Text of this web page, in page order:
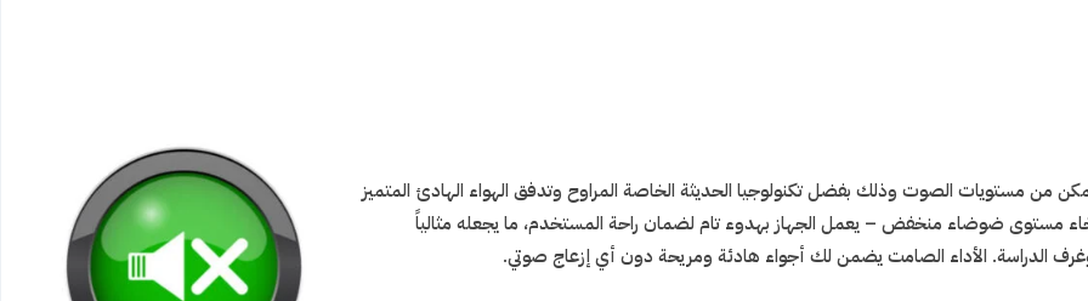
مستويات الصوت وذلك بفضل تكنولوجيا الحديثة الخاصة المراوح وتدفق الهواء الهادئ المتميز
مستوى ضوضاء منخفض – يعمل الجهاز بهدوء تام لضمان راحة المستخدم، ما يجعله مثالياً
وغرف الدراسة. الأداء الصامت يضمن لك أجواء هادئة ومريحة دون أي إزعاج صوتي.